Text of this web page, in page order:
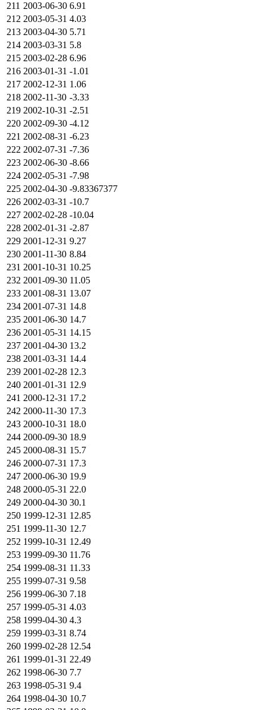
211 2003-06-30 6.91
212 2003-05-31 4.03
213 2003-04-30 5.71
214 2003-03-31 5.8
215 2003-02-28 6.96
216 2003-01-31 -1.01
217 2002-12-31 1.06
218 2002-11-30 -3.33
219 2002-10-31 -2.51
220 2002-09-30 -4.12
221 2002-08-31 -6.23
222 2002-07-31 -7.36
223 2002-06-30 -8.66
224 2002-05-31 -7.98
225 2002-04-30 -9.83367377
226 2002-03-31 -10.7
227 2002-02-28 -10.04
228 2002-01-31 -2.87
229 2001-12-31 9.27
230 2001-11-30 8.84
231 2001-10-31 10.25
232 2001-09-30 11.05
233 2001-08-31 13.07
234 2001-07-31 14.8
235 2001-06-30 14.7
236 2001-05-31 14.15
237 2001-04-30 13.2
238 2001-03-31 14.4
239 2001-02-28 12.3
240 2001-01-31 12.9
241 2000-12-31 17.2
242 2000-11-30 17.3
243 2000-10-31 18.0
244 2000-09-30 18.9
245 2000-08-31 15.7
246 2000-07-31 17.3
247 2000-06-30 19.9
248 2000-05-31 22.0
249 2000-04-30 30.1
250 1999-12-31 12.85
251 1999-11-30 12.7
252 1999-10-31 12.49
253 1999-09-30 11.76
254 1999-08-31 11.33
255 1999-07-31 9.58
256 1999-06-30 7.18
257 1999-05-31 4.03
258 1999-04-30 4.3
259 1999-03-31 8.74
260 1999-02-28 12.54
261 1999-01-31 22.49
262 1998-06-30 7.7
263 1998-05-31 9.4
264 1998-04-30 10.7